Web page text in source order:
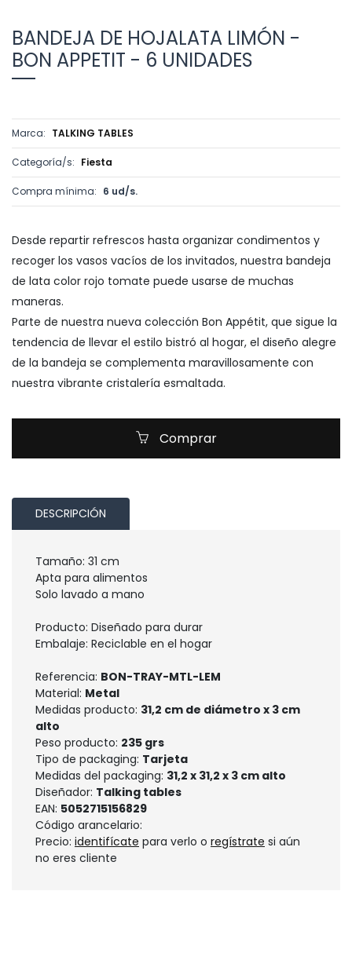
BANDEJA DE HOJALATA LIMÓN -
BON APPETIT - 6 UNIDADES
Marca: TALKING TABLES
Categoría/s: Fiesta
Compra mínima: 6 ud/s.
Desde repartir refrescos hasta organizar condimentos y
recoger los vasos vacíos de los invitados, nuestra bandeja
de lata color rojo tomate puede usarse de muchas
maneras.
Parte de nuestra nueva colección Bon Appétit, que sigue la
tendencia de llevar el estilo bistró al hogar, el diseño alegre
de la bandeja se complementa maravillosamente con
nuestra vibrante cristalería esmaltada.
Comprar
DESCRIPCIÓN
Tamaño: 31 cm
Apta para alimentos
Solo lavado a mano
Producto: Diseñado para durar
Embalaje: Reciclable en el hogar
Referencia: BON-TRAY-MTL-LEM
Material: Metal
Medidas producto: 31,2 cm de diámetro x 3 cm
alto
Peso producto: 235 grs
Tipo de packaging: Tarjeta
Medidas del packaging: 31,2 x 31,2 x 3 cm alto
Diseñador: Talking tables
EAN: 5052715156829
Código arancelario:
Precio: identifícate para verlo o regístrate si aún
no eres cliente